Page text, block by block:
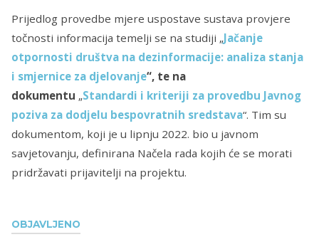
OBJAVLJENO
Prijedlog provedbe mjere uspostave sustava provjere
točnosti informacija temelji se na studiji „Jačanje
otpornosti društva na dezinformacije: analiza stanja
i smjernice za djelovanje“, te na
dokumentu „Standardi i kriteriji za provedbu Javnog
poziva za dodjelu bespovratnih sredstava“. Tim su
dokumentom, koji je u lipnju 2022. bio u javnom
savjetovanju, definirana Načela rada kojih će se morati
pridržavati prijavitelji na projektu.